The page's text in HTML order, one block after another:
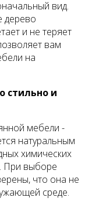
вид.
дерево
и не теряет
вам
на
стильно и
мебели -
натуральным
химических
При выборе
что она не
среде.